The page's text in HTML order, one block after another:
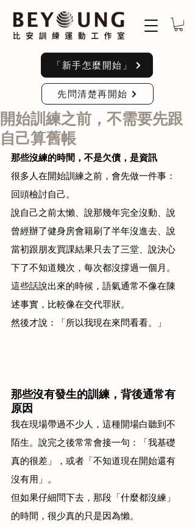
「新手怎麼開始」
先問清楚再開始
開始訓練之前，不需要先跟
自己算舊帳
那些沒練的時間，不是欠債，是資訊
很多人在開始訓練之前，會先做一件事：
回頭檢討自己。
說自己之前太懶、說那幾年完全沒動、說
曾經辦了健身房會籍刷了半年沒進去、說
當初跟朋友買課結果只去了三堂、說決心
下了不知道幾次，每次都沒撐過一個月。
這些話說出來的時候，語氣通常不像在陳
述事實，比較像在交代罪狀。
然後才說：「所以我現在來問看看。」
那些沒有發生的訓練，背後通常有
原因
我在現場帶過不少人，這種開場白聽到不
陌生。說完之後常常會接一句：「我基礎
真的很差」，或者「不知道現在開始還有
沒有用」。
但如果仔細問下去，那段「什麼都沒練」
的時間，很少真的只是因為懶。